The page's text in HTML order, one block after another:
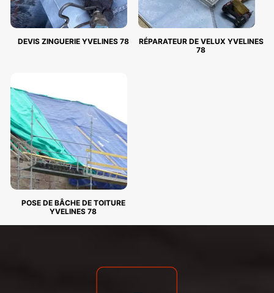
DEVIS ZINGUERIE YVELINES 78
RÉPARATEUR DE VELUX YVELINES
78
POSE DE BÂCHE DE TOITURE
YVELINES 78